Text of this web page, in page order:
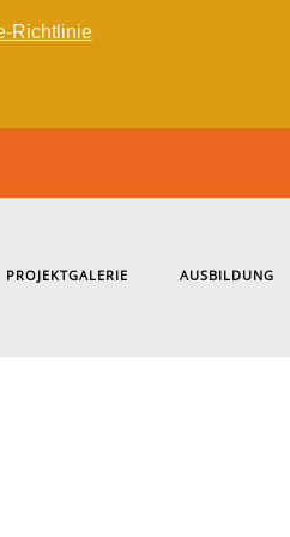
Richtlinie
PROJEKTGALERIE AUSBILDUNG